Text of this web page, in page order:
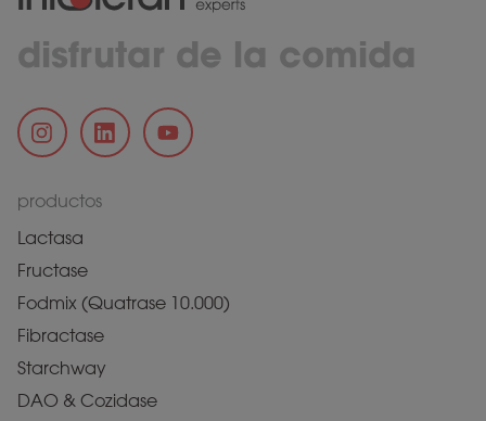
disfrutar de la comida
productos
Lactasa
Fructase
Fodmix (Quatrase 10.000)
Fibractase
Starchway
DAO & Cozidase